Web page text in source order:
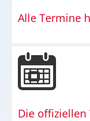
Alle Termine
Die